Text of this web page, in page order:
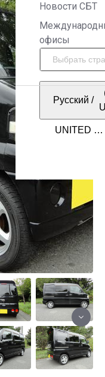
Новости СБТ
офисы
Русский /